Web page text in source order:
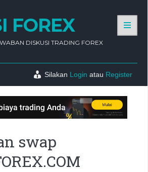
FOREX
DISKUSI TRADING FOREX
Silakan Login atau Register
swap